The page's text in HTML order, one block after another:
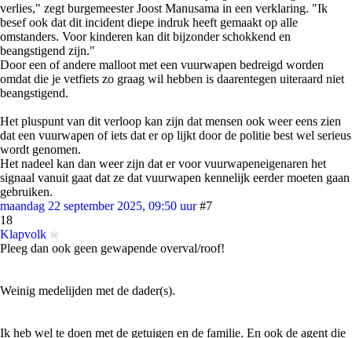
verlies," zegt burgemeester Joost Manusama in een verklaring. "Ik
besef ook dat dit incident diepe indruk heeft gemaakt op alle
omstanders. Voor kinderen kan dit bijzonder schokkend en
beangstigend zijn."
Door een of andere malloot met een vuurwapen bedreigd worden
omdat die je vetfiets zo graag wil hebben is daarentegen uiteraard niet
beangstigend.
Het pluspunt van dit verloop kan zijn dat mensen ook weer eens zien
dat een vuurwapen of iets dat er op lijkt door de politie best wel serieus
wordt genomen.
Het nadeel kan dan weer zijn dat er voor vuurwapeneigenaren het
signaal vanuit gaat dat ze dat vuurwapen kennelijk eerder moeten gaan
gebruiken.
maandag 22 september 2025, 09:50 uur #7
18
Klapvolk
Pleeg dan ook geen gewapende overval/roof!
Weinig medelijden met de dader(s).
Ik heb wel te doen met de getuigen en de familie. En ook de agent die